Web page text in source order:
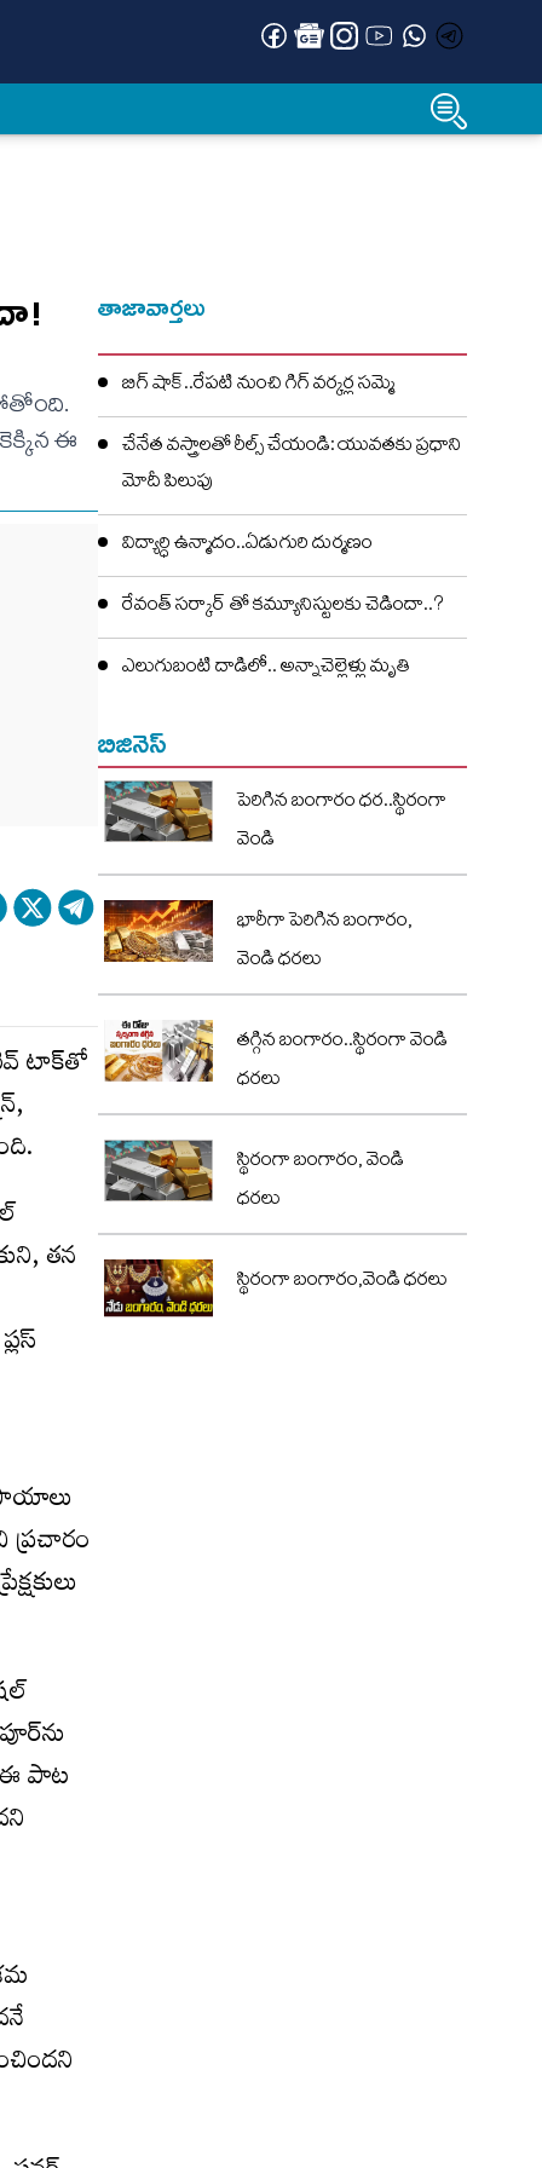
ఈ
టాక్‌తో
తన
ప్రచారం
ఈ పాట
తాజావార్తలు
బిగ్ షాక్..రేపటి నుంచి గిగ్ వర్కర్ల సమ్మె
చేనేత వస్త్రాలతో రీల్స్ చేయండి: యువతకు ప్రధాని
మోదీ పిలుపు
విద్యార్ధి ఉన్మాదం..ఏడుగురి దుర్మణం
రేవంత్ సర్కార్ తో కమ్యూనిస్టులకు చెడిందా..?
ఎలుగుబంటి దాడిలో.. అన్నాచెల్లెళ్లు మృతి
బిజినెస్
పెరిగిన బంగారం ధర..స్థిరంగా
వెండి
భారీగా పెరిగిన బంగారం,
వెండి ధరలు
తగ్గిన బంగారం..స్థిరంగా వెండి
ధరలు
స్థిరంగా బంగారం, వెండి
ధరలు
స్థిరంగా బంగారం,వెండి ధరలు